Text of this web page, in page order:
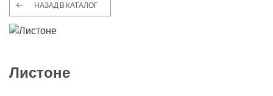
НАЗАД В КАТАЛОГ
Листоне